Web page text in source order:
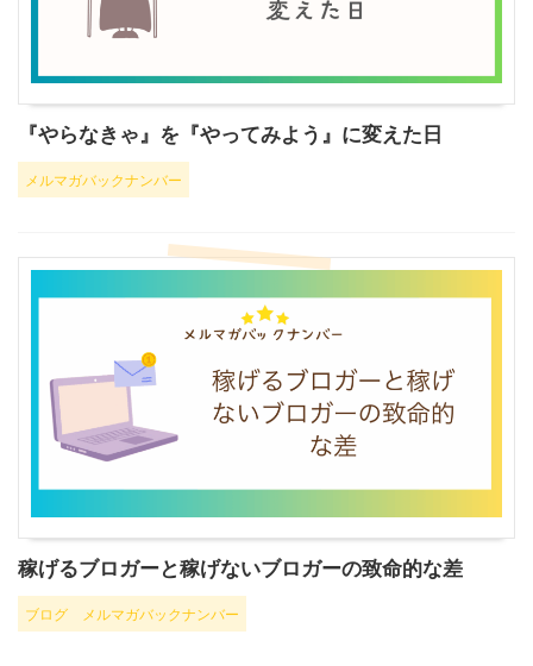
『やらなきゃ』を『やってみよう』に変えた日
メルマガバックナンバー
稼げるブロガーと稼げないブロガーの致命的な差
ブログ メルマガバックナンバー